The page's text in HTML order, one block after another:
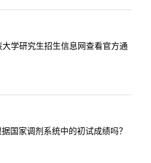
学研究生招生信息网查看官方通
国家调剂系统中的初试成绩吗？